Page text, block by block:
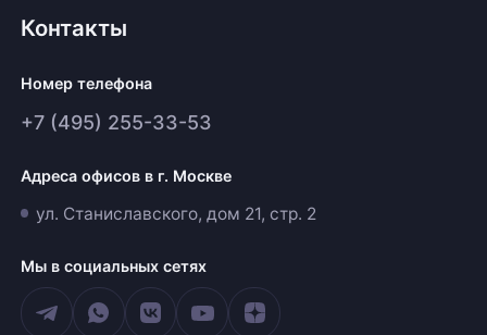
Контакты
Номер телефона
+7 (495) 255-33-53
Адреса офисов в г. Москве
ул. Станиславского, дом 21, стр. 2
Мы в социальных сетях